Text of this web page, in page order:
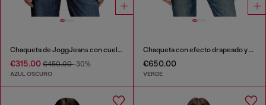
Chaqueta de JoggJeans con cuello alto
€315.00 €450.00-30%
AZUL OSCURO
Chaqueta con efecto drapeado y cruzado
€650.00
VERDE